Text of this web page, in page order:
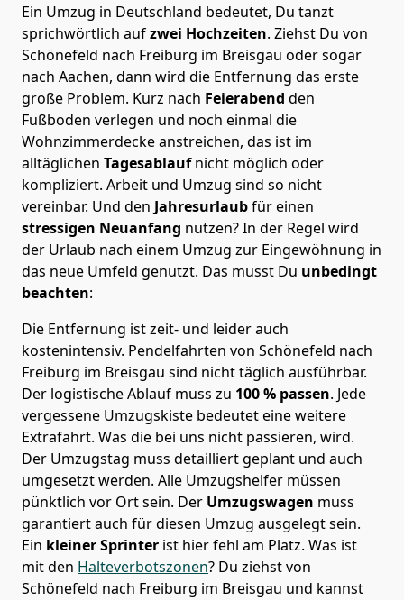
Ein Umzug in Deutschland bedeutet, Du tanzt
sprichwörtlich aufzwei Hochzeiten. Ziehst Du von
Schönefeld nach Freiburg im Breisgau oder sogar
nach Aachen, dann wird die Entfernung das erste
große Problem. Kurz nach Feierabend den
Fußboden verlegen und noch einmal die
Wohnzimmerdecke anstreichen, das ist im
alltäglichen Tagesablaufnicht möglich oder
kompliziert. Arbeit und Umzug sind so nicht
vereinbar. Und den Jahresurlaubfür einen
stressigen Neuanfang nutzen? In der Regel wird
der Urlaub nach einem Umzug zur Eingewöhnung in
das neue Umfeld genutzt. Das musst Du unbedingt
beachten:
Die Entfernung ist zeit- und leider auch
kostenintensiv. Pendelfahrten von Schönefeld nach
Freiburg im Breisgau sind nicht täglich ausführbar.
Der logistische Ablauf muss zu 100 % passen. Jede
vergessene Umzugskiste bedeutet eine weitere
Extrafahrt. Was die bei uns nicht passieren, wird.
Der Umzugstag muss detailliert geplant und auch
umgesetzt werden. Alle Umzugshelfer müssen
pünktlich vor Ort sein. Der Umzugswagen muss
garantiert auch für diesen Umzug ausgelegt sein.
Ein kleiner Sprinter ist hier fehl am Platz. Was ist
mit den Halteverbotszonen? Du ziehst von
Schönefeld nach Freiburg im Breisgau und kannst